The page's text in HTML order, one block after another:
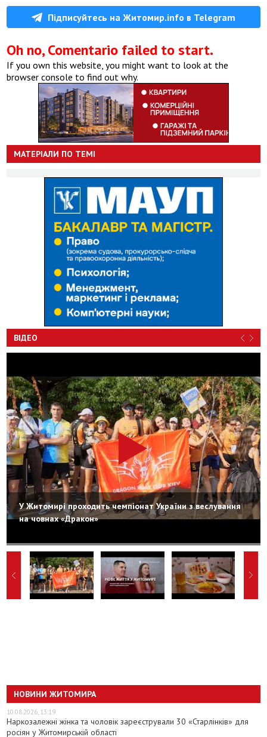
Підписуйтесь на Житомир.info в Telegram
Oh no, Comentario failed to start.
If you own this website, you might want to look at the
browser console to find out why.
МАТЕРІАЛИ ПО ТЕМІ
ВІДЕО
У Житомирі проходить чемпіонат України з веслування
на човнах «Дракон»
НОВИНИ ЖИТОМИРА
10.08.2026, 13:19
Наркозалежні жінка та чоловік зареєстрували 30 «Старлінків» для
росіян у Житомирській області